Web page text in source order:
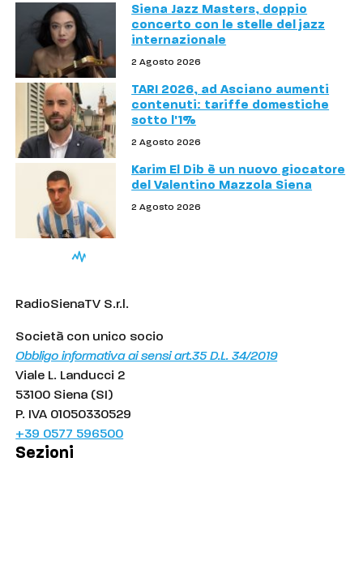
Siena Jazz Masters, doppio
concerto con le stelle del jazz
internazionale
2 Agosto 2026
TARI 2026, ad Asciano aumenti
contenuti: tariffe domestiche
sotto l'1%
2 Agosto 2026
Karim El Dib è un nuovo giocatore
del Valentino Mazzola Siena
2 Agosto 2026
RadioSienaTV S.r.l.
Società con unico socio
Obbligo informativa ai sensi art.35 D.L. 34/2019
Viale L. Landucci 2
53100 Siena (SI)
P. IVA 01050330529
+39 0577 596500
Sezioni